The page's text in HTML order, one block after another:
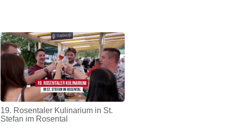
19. Rosentaler Kulinarium in St.
Stefan im Rosental